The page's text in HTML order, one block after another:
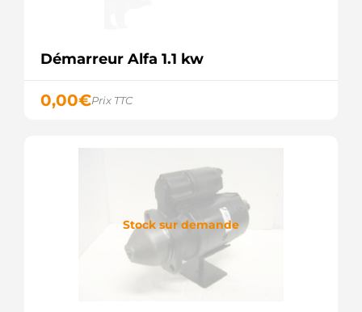
Démarreur Alfa 1.1 kw
0,00€Prix TTC
Stock sur demande